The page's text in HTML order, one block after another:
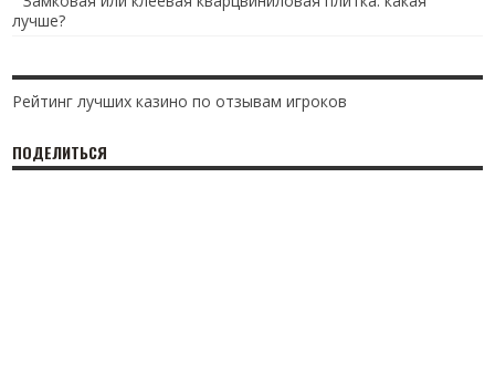
лучше?
Рейтинг лучших казино по отзывам игроков
ПОДЕЛИТЬСЯ